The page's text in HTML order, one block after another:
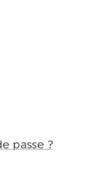
passe ?